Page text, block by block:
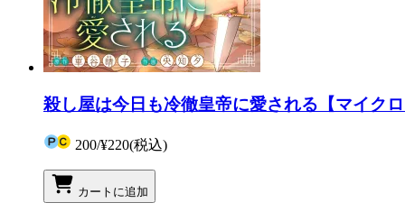
殺し屋は今日も冷徹皇帝に愛される【マイク
200/¥220(税込)
カートに追加